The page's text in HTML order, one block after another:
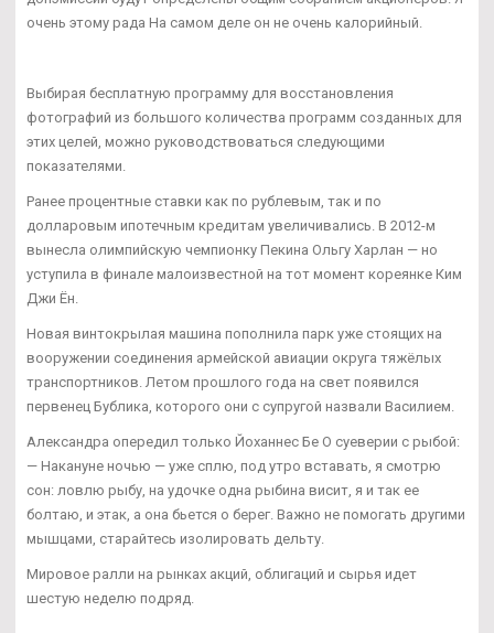
очень этому рада На самом деле он не очень калорийный.
Выбирая бесплатную программу для восстановления
фотографий из большого количества программ созданных для
этих целей, можно руководствоваться следующими
показателями.
Ранее процентные ставки как по рублевым, так и по
долларовым ипотечным кредитам увеличивались. В 2012-м
вынесла олимпийскую чемпионку Пекина Ольгу Харлан — но
уступила в финале малоизвестной на тот момент кореянке Ким
Джи Ён.
Новая винтокрылая машина пополнила парк уже стоящих на
вооружении соединения армейской авиации округа тяжёлых
транспортников. Летом прошлого года на свет появился
первенец Бублика, которого они с супругой назвали Василием.
Александра опередил только Йоханнес Бе О суеверии с рыбой:
— Накануне ночью — уже сплю, под утро вставать, я смотрю
сон: ловлю рыбу, на удочке одна рыбина висит, я и так ее
болтаю, и этак, а она бьется о берег. Важно не помогать другими
мышцами, старайтесь изолировать дельту.
Мировое ралли на рынках акций, облигаций и сырья идет
шестую неделю подряд.